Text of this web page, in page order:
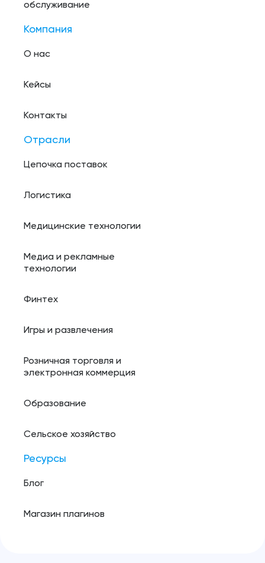
обслуживание
Компания
О нас
Кейсы
Контакты
Отрасли
Цепочка поставок
Логистика
Медицинские технологии
Медиа и рекламные
технологии
Финтех
Игры и развлечения
Розничная торговля и
электронная коммерция
Образование
Сельское хозяйство
Ресурсы
Блог
Магазин плагинов